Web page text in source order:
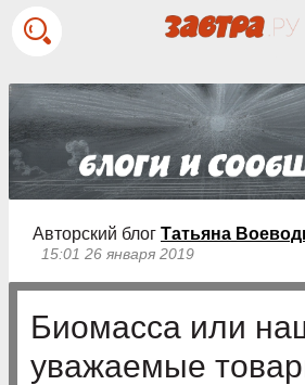
Авторский блог Татьяна
15:01 26 января 2019
Биомасса или
уважаемые